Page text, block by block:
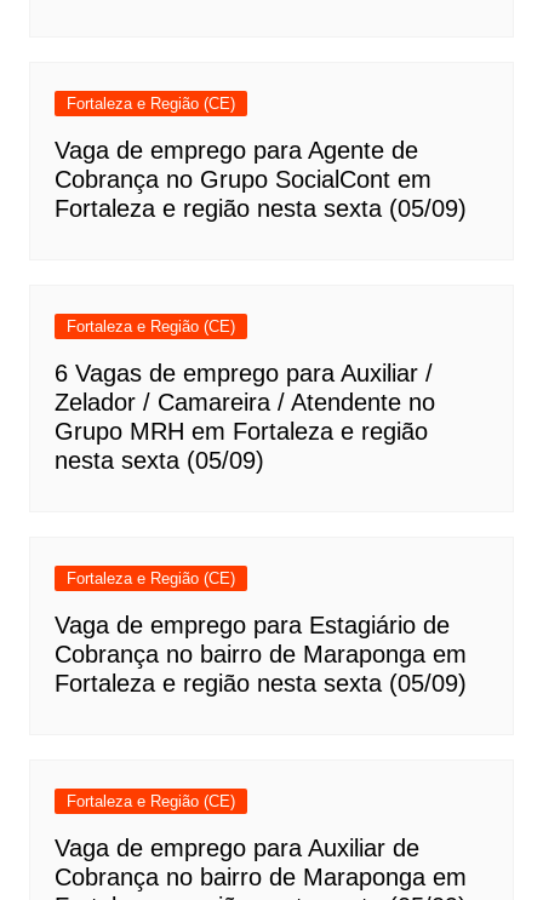
Fortaleza e Região (CE)
Vaga de emprego para Agente de
Cobrança no Grupo SocialCont em
Fortaleza e região nesta sexta (05/09)
Fortaleza e Região (CE)
6 Vagas de emprego para Auxiliar /
Zelador / Camareira / Atendente no
Grupo MRH em Fortaleza e região
nesta sexta (05/09)
Fortaleza e Região (CE)
Vaga de emprego para Estagiário de
Cobrança no bairro de Maraponga em
Fortaleza e região nesta sexta (05/09)
Fortaleza e Região (CE)
Vaga de emprego para Auxiliar de
Cobrança no bairro de Maraponga em